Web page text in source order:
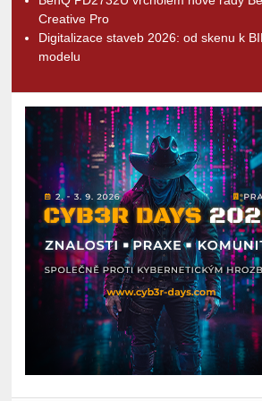
Creative Pro
Digitalizace staveb 2026: od skenu k
modelu